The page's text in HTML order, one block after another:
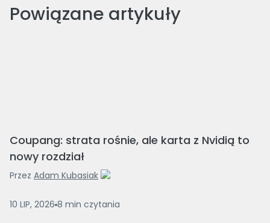
Powiązane artykuły
Coupang: strata rośnie, ale karta z Nvidią to
nowy rozdział
Przez Adam Kubasiak
10 LIP, 2026 8 min czytania